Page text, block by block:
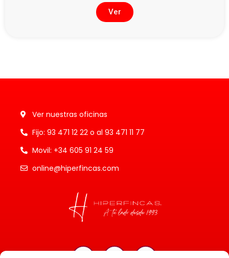
Ver
Ver nuestras oficinas
Fijo: 93 471 12 22 o al 93 471 11 77
Movil: +34 605 91 24 59
online@hiperfincas.com